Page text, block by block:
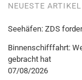
NEUESTE ARTIKEL
Seehäfen: ZDS
Binnenschifffahrt:
gebracht hat
07/08/2026